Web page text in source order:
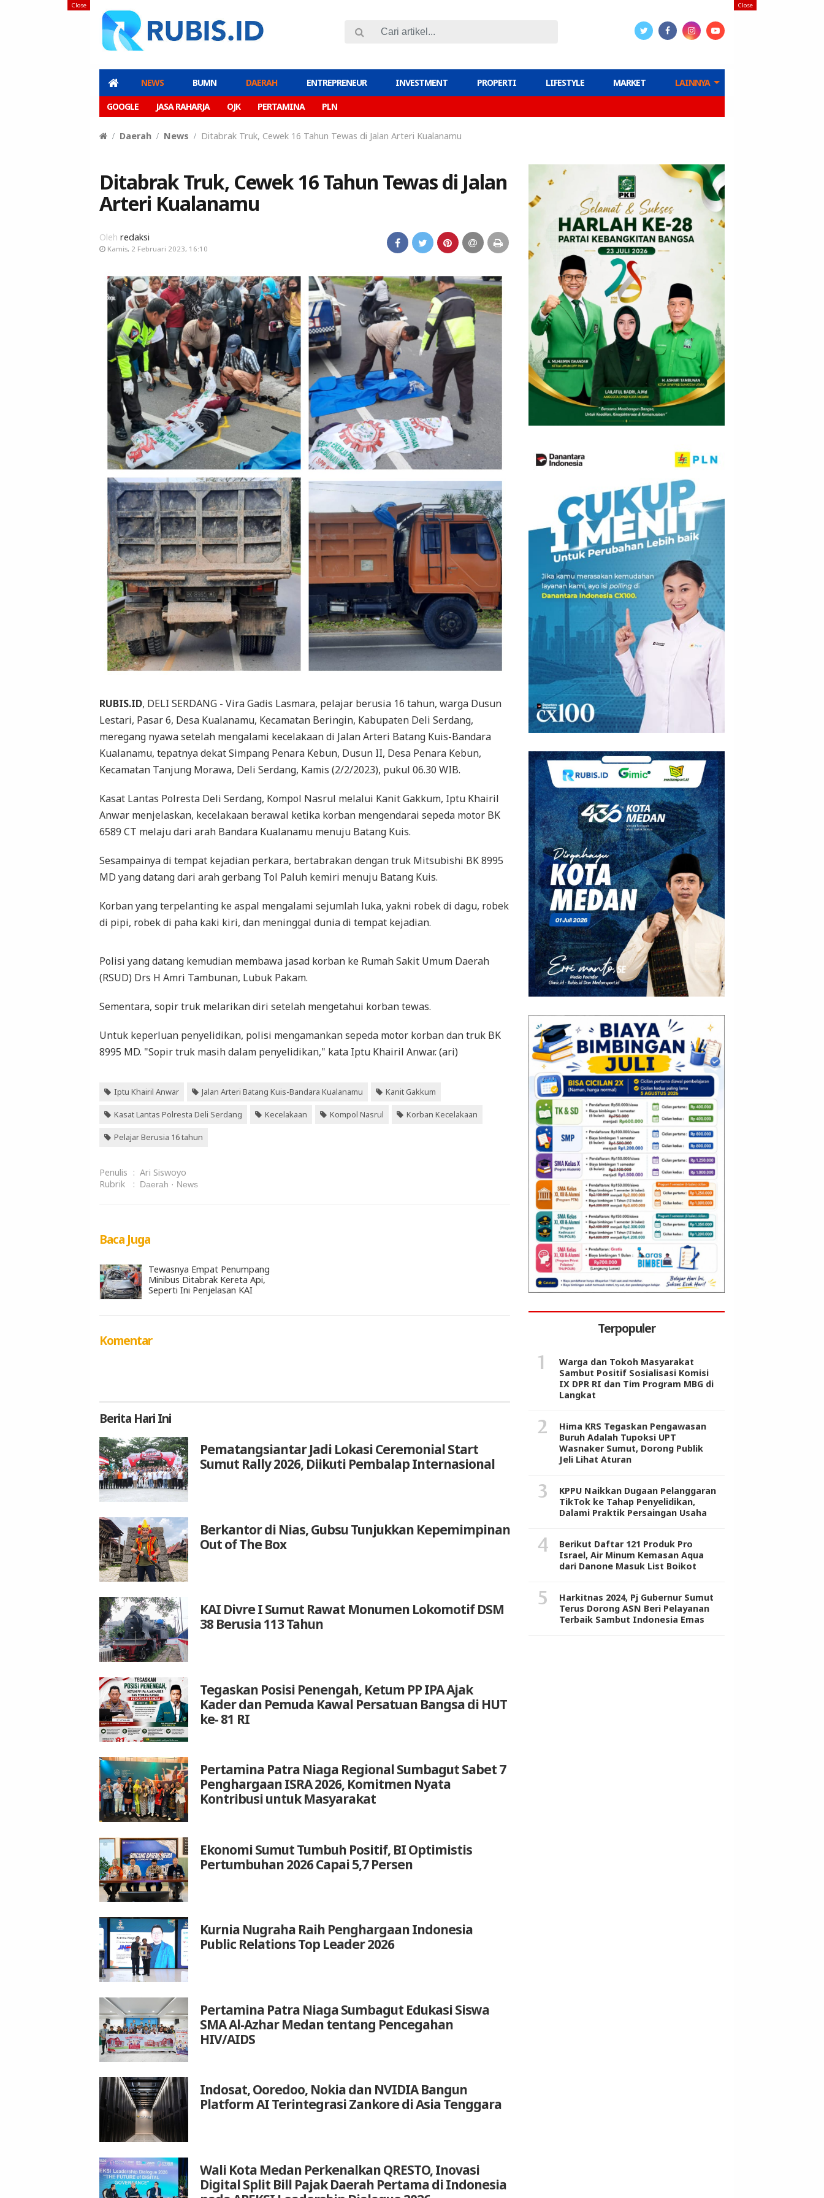
NEWS BUMN DAERAH ENTREPRENEUR INVESTMENT PROPERTI LIFESTYLE MARKET LAINNYA
GOOGLE JASA RAHARJA OJK PERTAMINA PLN
Close
Close
Daerah News Ditabrak Truk, Cewek 16 Tahun Tewas di Jalan Arteri Kualanamu
Ditabrak Truk, Cewek 16 Tahun Tewas di Jalan
Arteri Kualanamu
Oleh redaksi
Kamis, 2 Februari 2023, 16:10
RUBIS.ID, DELI SERDANG - Vira Gadis Lasmara, pelajar berusia 16 tahun, warga Dusun
Lestari, Pasar 6, Desa Kualanamu, Kecamatan Beringin, Kabupaten Deli Serdang,
meregang nyawa setelah mengalami kecelakaan di Jalan Arteri Batang Kuis-Bandara
Kualanamu, tepatnya dekat Simpang Penara Kebun, Dusun II, Desa Penara Kebun,
Kecamatan Tanjung Morawa, Deli Serdang, Kamis (2/2/2023), pukul 06.30 WIB.
Kasat Lantas Polresta Deli Serdang, Kompol Nasrul melalui Kanit Gakkum, Iptu Khairil
Anwar menjelaskan, kecelakaan berawal ketika korban mengendarai sepeda motor BK
6589 CT melaju dari arah Bandara Kualanamu menuju Batang Kuis.
Sesampainya di tempat kejadian perkara, bertabrakan dengan truk Mitsubishi BK 8995
MD yang datang dari arah gerbang Tol Paluh kemiri menuju Batang Kuis.
Korban yang terpelanting ke aspal mengalami sejumlah luka, yakni robek di dagu, robek
di pipi, robek di paha kaki kiri, dan meninggal dunia di tempat kejadian.
Polisi yang datang kemudian membawa jasad korban ke Rumah Sakit Umum Daerah
(RSUD) Drs H Amri Tambunan, Lubuk Pakam.
Sementara, sopir truk melarikan diri setelah mengetahui korban tewas.
Untuk keperluan penyelidikan, polisi mengamankan sepeda motor korban dan truk BK
8995 MD. "Sopir truk masih dalam penyelidikan," kata Iptu Khairil Anwar. (ari)
Iptu Khairil Anwar Jalan Arteri Batang Kuis-Bandara Kualanamu Kanit Gakkum
Kasat Lantas Polresta Deli Serdang Kecelakaan Kompol Nasrul Korban Kecelakaan
Pelajar Berusia 16 tahun
Penulis : Ari Siswoyo
Rubrik
: Daerah News
Baca Juga
Tewasnya Empat Penumpang
Minibus Ditabrak Kereta Api,
Seperti Ini Penjelasan KAI
Komentar
Berita Hari Ini
Pematangsiantar Jadi Lokasi Ceremonial Start
Sumut Rally 2026, Diikuti Pembalap Internasional
Berkantor di Nias, Gubsu Tunjukkan Kepemimpinan
Out of The Box
KAI Divre I Sumut Rawat Monumen Lokomotif DSM
38 Berusia 113 Tahun
Tegaskan Posisi Penengah, Ketum PP IPA Ajak
Kader dan Pemuda Kawal Persatuan Bangsa di HUT
ke- 81 RI
Pertamina Patra Niaga Regional Sumbagut Sabet 7
Penghargaan ISRA 2026, Komitmen Nyata
Kontribusi untuk Masyarakat
Ekonomi Sumut Tumbuh Positif, BI Optimistis
Pertumbuhan 2026 Capai 5,7 Persen
Kurnia Nugraha Raih Penghargaan Indonesia
Public Relations Top Leader 2026
Pertamina Patra Niaga Sumbagut Edukasi Siswa
SMA Al-Azhar Medan tentang Pencegahan
HIV/AIDS
Indosat, Ooredoo, Nokia dan NVIDIA Bangun
Platform AI Terintegrasi Zankore di Asia Tenggara
Wali Kota Medan Perkenalkan QRESTO, Inovasi
Digital Split Bill Pajak Daerah Pertama di Indonesia
Terpopuler
Warga dan Tokoh Masyarakat
Sambut Positif Sosialisasi Komisi
IX DPR RI dan Tim Program MBG di
Langkat
Hima KRS Tegaskan Pengawasan
Buruh Adalah Tupoksi UPT
Wasnaker Sumut, Dorong Publik
Jeli Lihat Aturan
KPPU Naikkan Dugaan Pelanggaran
TikTok ke Tahap Penyelidikan,
Dalami Praktik Persaingan Usaha
Berikut Daftar 121 Produk Pro
Israel, Air Minum Kemasan Aqua
dari Danone Masuk List Boikot
Harkitnas 2024, Pj Gubernur Sumut
Terus Dorong ASN Beri Pelayanan
Terbaik Sambut Indonesia Emas